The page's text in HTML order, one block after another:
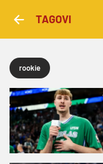
TAGOVI
rookie